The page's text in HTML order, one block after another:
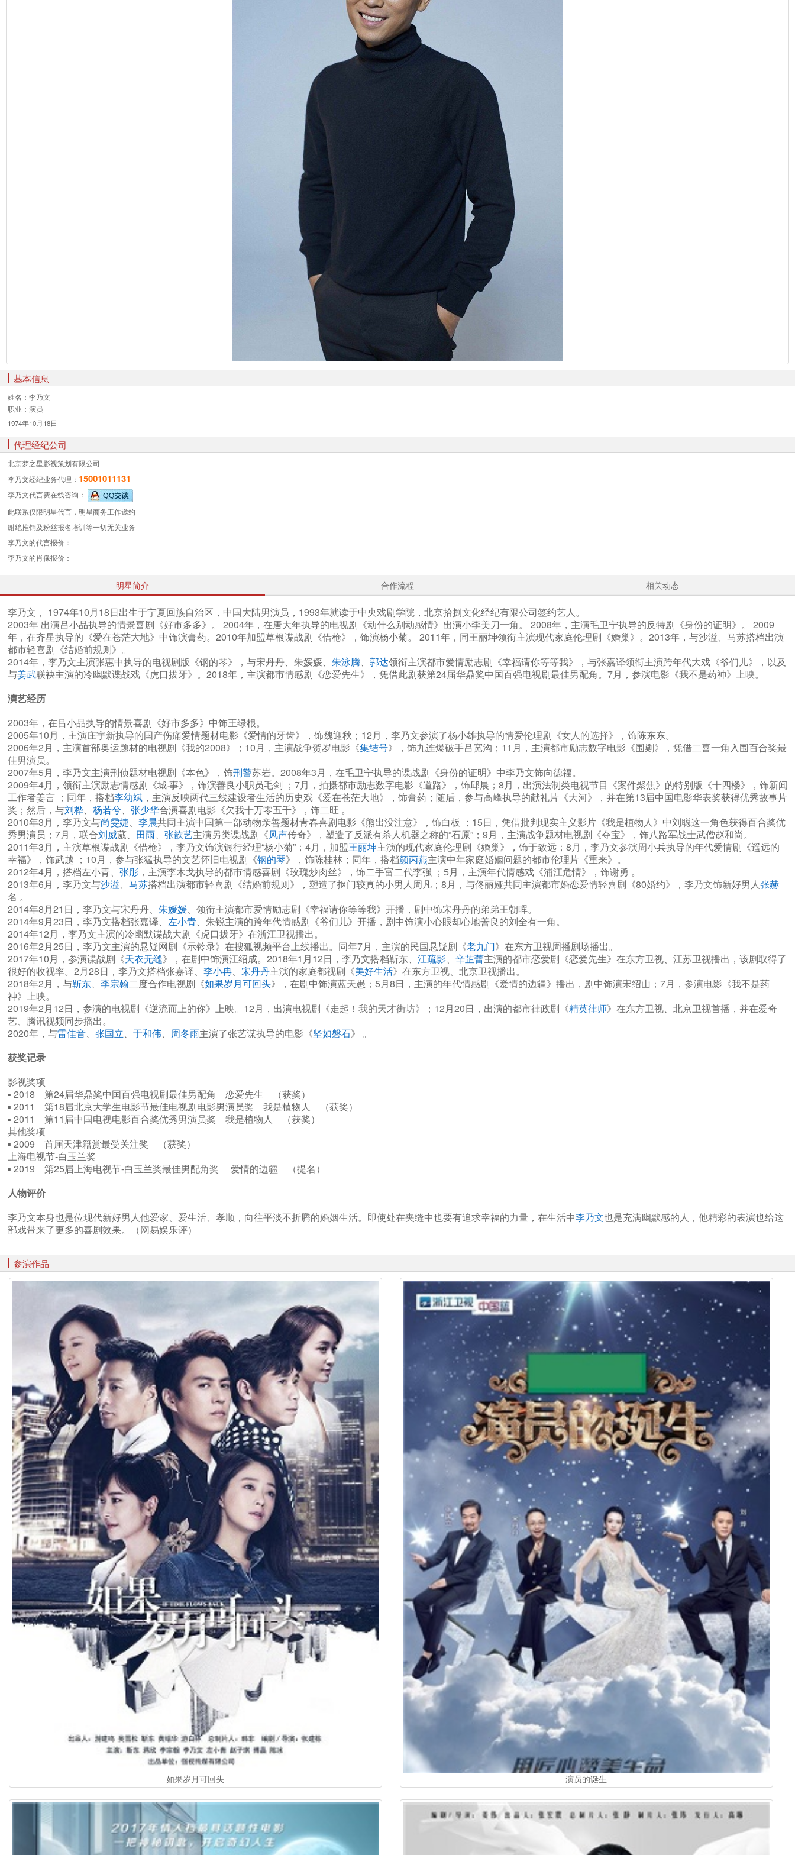
基本信息
姓名： 李乃文
职业： 演员
1974年10月18日
代理经纪公司
北京梦之星影视策划有限公司
李乃文经纪业务代理： 15001011131
李乃文代言费在线咨询：
此联系仅限明星代言，明星商务工作邀约
谢绝推销及粉丝报名培训等一切无关业务
李乃文的代言报价：
李乃文的肖像报价：
明星简介 合作流程 相关动态
李乃文， 1974年10月18日出生于宁夏回族自治区，中国大陆男演员，1993年就读于中央戏剧学院，北京拾捌文化经纪有限公司签约艺人。
2003年 出演吕小品执导的情景喜剧《好市多多》。 2004年，在唐大年执导的电视剧《动什么别动感情》出演小李美刀一角。 2008年，主演毛卫宁执导的反特剧《身份的证明》。 2009
年，在齐星执导的《爱在苍茫大地》中饰演膏药。2010年加盟草根谍战剧《借枪》，饰演杨小菊。 2011年，同王丽坤领衔主演现代家庭伦理剧《婚巢》。2013年，与沙溢、马苏搭档出演
都市轻喜剧《结婚前规则》。
2014年，李乃文主演张惠中执导的电视剧版《钢的琴》，与宋丹丹、朱媛媛、 朱泳腾、 郭达领衔主演都市爱情励志剧《幸福请你等等我》，与张嘉译领衔主演跨年代大戏《爷们儿》，以及
与姜武联袂主演的冷幽默谍战戏《虎口拔牙》。2018年，主演都市情感剧《恋爱先生》，凭借此剧获第24届华鼎奖中国百强电视剧最佳男配角。7月，参演电影《我不是药神》上映。
演艺经历
2003年，在吕小品执导的情景喜剧《好市多多》中饰王绿根。
2005年10月，主演庄宇新执导的国产伤痛爱情题材电影《爱情的牙齿》，饰魏迎秋；12月，李乃文参演了杨小雄执导的情爱伦理剧《女人的选择》，饰陈东东。
2006年2月，主演首部奥运题材的电视剧《我的2008》；10月，主演战争贺岁电影《集结号》，饰九连爆破手吕宽沟；11月，主演都市励志数字电影《围剿》，凭借二喜一角入围百合奖最
佳男演员。
2007年5月，李乃文主演刑侦题材电视剧《本色》，饰刑警苏岩。2008年3月，在毛卫宁执导的谍战剧《身份的证明》中李乃文饰向德福。
2009年4月，领衔主演励志情感剧《城·事》，饰演善良小职员毛剑 ；7月，拍摄都市励志数字电影《道路》，饰邱晨；8月，出演法制类电视节目《案件聚焦》的特别版《十四楼》，饰新闻
工作者姜言 ；同年，搭档李幼斌，主演反映两代三线建设者生活的历史戏《爱在苍茫大地》，饰膏药；随后，参与高峰执导的献礼片《大河》，并在第13届中国电影华表奖获得优秀故事片
奖；然后，与刘桦、 杨若兮、 张少华合演喜剧电影《欠我十万零五千》，饰二旺 。
2010年3月，李乃文与尚雯婕、 李晨共同主演中国第一部动物亲善题材青春喜剧电影《熊出没注意》，饰白板 ；15日，凭借批判现实主义影片《我是植物人》中刘聪这一角色获得百合奖优
秀男演员；7月，联合刘威葳、 田雨、 张歆艺主演另类谍战剧《风声传奇》，塑造了反派有杀人机器之称的“石原”；9月，主演战争题材电视剧《夺宝》，饰八路军战士武僧赵和尚。
2011年3月，主演草根谍战剧《借枪》，李乃文饰演银行经理“杨小菊”；4月，加盟王丽坤主演的现代家庭伦理剧《婚巢》，饰于致远；8月，李乃文参演周小兵执导的年代爱情剧《遥远的
幸福》，饰武越 ；10月，参与张猛执导的文艺怀旧电视剧《钢的琴》，饰陈桂林；同年，搭档颜丙燕主演中年家庭婚姻问题的都市伦理片《重来》。
2012年4月，搭档左小青、 张彤，主演李木戈执导的都市情感喜剧《玫瑰炒肉丝》，饰二手富二代李强 ；5月，主演年代情感戏《浦江危情》，饰谢勇 。
2013年6月，李乃文与沙溢、 马苏搭档出演都市轻喜剧《结婚前规则》，塑造了抠门较真的小男人周凡；8月，与佟丽娅共同主演都市婚恋爱情轻喜剧《80婚约》，李乃文饰新好男人张赫
名 。
2014年8月21日，李乃文与宋丹丹、 朱媛媛、领衔主演都市爱情励志剧《幸福请你等等我》开播，剧中饰宋丹丹的弟弟王朝晖。
2014年9月23日，李乃文搭档张嘉译、 左小青、朱锐主演的跨年代情感剧《爷们儿》开播，剧中饰演小心眼却心地善良的刘全有一角。
2014年12月，李乃文主演的冷幽默谍战大剧《虎口拔牙》在浙江卫视播出。
2016年2月25日，李乃文主演的悬疑网剧《示铃录》在搜狐视频平台上线播出。同年7月，主演的民国悬疑剧《老九门》在东方卫视周播剧场播出。
2017年10月，参演谍战剧《天衣无缝》，在剧中饰演江绍成。2018年1月12日，李乃文搭档靳东、 江疏影、 辛芷蕾主演的都市恋爱剧《恋爱先生》在东方卫视、江苏卫视播出，该剧取得了
很好的收视率。2月28日，李乃文搭档张嘉译、 李小冉、 宋丹丹主演的家庭都视剧《美好生活》在东方卫视、北京卫视播出。
2018年2月，与靳东、 李宗翰二度合作电视剧《如果岁月可回头》，在剧中饰演蓝天愚；5月8日，主演的年代情感剧《爱情的边疆》播出，剧中饰演宋绍山；7月，参演电影《我不是药
神》上映。
2019年2月12日，参演的电视剧《逆流而上的你》上映。12月，出演电视剧《走起！我的天才街坊》；12月20日，出演的都市律政剧《精英律师》在东方卫视、北京卫视首播，并在爱奇
艺、腾讯视频同步播出。
2020年，与雷佳音、 张国立、 于和伟、 周冬雨主演了张艺谋执导的电影《坚如磐石》 。
获奖记录
影视奖项
▪ 2018 第24届华鼎奖中国百强电视剧最佳男配角 恋爱先生 （获奖）
▪ 2011 第18届北京大学生电影节最佳电视剧电影男演员奖 我是植物人 （获奖）
▪ 2011 第11届中国电视电影百合奖优秀男演员奖 我是植物人 （获奖）
其他奖项
▪ 2009 首届天津籍赏最受关注奖 （获奖）
上海电视节-白玉兰奖
▪ 2019 第25届上海电视节-白玉兰奖最佳男配角奖 爱情的边疆 （提名）
人物评价
李乃文本身也是位现代新好男人他爱家、爱生活、孝顺，向往平淡不折腾的婚姻生活。即使处在夹缝中也要有追求幸福的力量，在生活中李乃文也是充满幽默感的人，他精彩的表演也给这
部戏带来了更多的喜剧效果。（网易娱乐评）
参演作品
如果岁月可回头 演员的诞生